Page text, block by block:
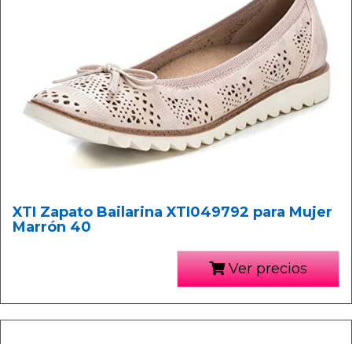
XTI Zapato Bailarina XTI049792 para Mujer
Marrón 40
Ver precios